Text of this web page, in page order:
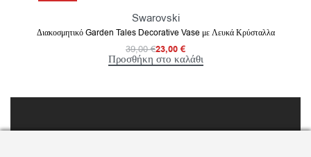
Swarovski
Διακοσμητικό Garden Tales Decorative Vase με Λευκά Κρύσταλλα
39,00€23,00 €
Προσθήκη στο καλάθι